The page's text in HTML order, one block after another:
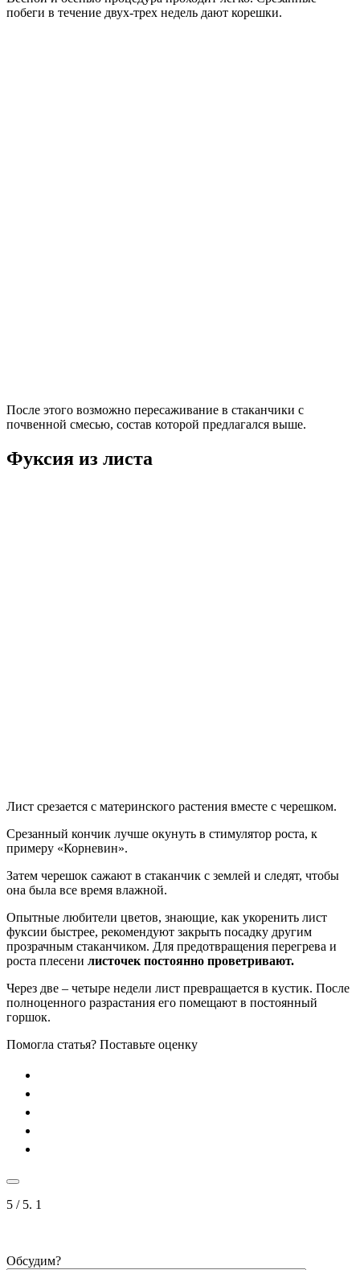
побеги в течение двух-трех недель дают корешки.
После этого возможно пересаживание в стаканчики с
почвенной смесью, состав которой предлагался выше.
Фуксия из листа
Лист срезается с материнского растения вместе с черешком.
Срезанный кончик лучше окунуть в стимулятор роста, к
примеру «Корневин».
Затем черешок сажают в стаканчик с землей и следят, чтобы
она была все время влажной.
Опытные любители цветов, знающие, как укоренить лист
фуксии быстрее, рекомендуют закрыть посадку другим
прозрачным стаканчиком. Для предотвращения перегрева и
роста плесени листочек постоянно проветривают.
Через две – четыре недели лист превращается в кустик. После
полноценного разрастания его помещают в постоянный
горшок.
Помогла статья? Поставьте оценку
5 / 5. 1
Обсудим?